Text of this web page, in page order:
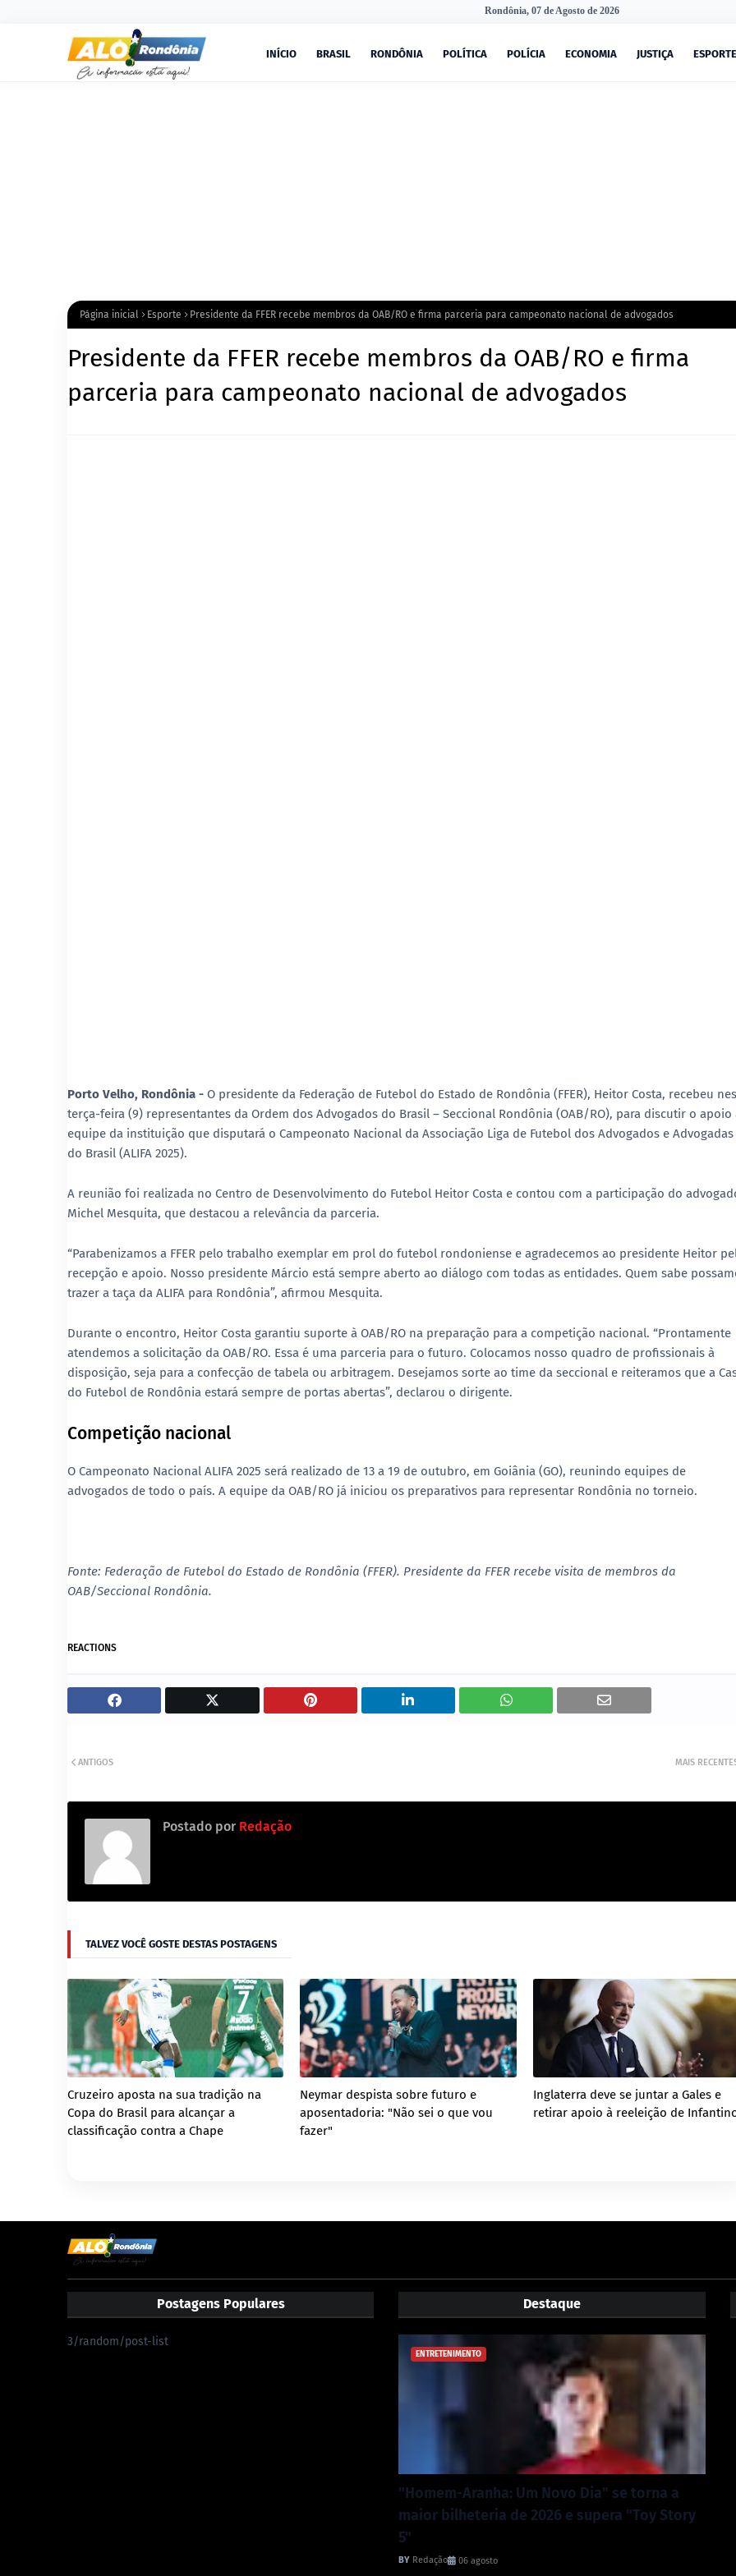
Rondônia, 07 de Agosto de 2026
INÍCIO BRASIL RONDÔNIA POLÍTICA POLÍCIA ECONOMIA JUSTIÇA ESPORTE
Página inicial Esporte Presidente da FFER recebe membros da OAB/RO e firma parceria para campeonato nacional de advogados
Presidente da FFER recebe membros da OAB/RO e firma
parceria para campeonato nacional de advogados
Porto Velho, Rondônia - O presidente da Federação de Futebol do Estado de Rondônia (FFER), Heitor Costa, recebeu
terça-feira (9) representantes da Ordem dos Advogados do Brasil – Seccional Rondônia (OAB/RO), para discutir o apoio
equipe da instituição que disputará o Campeonato Nacional da Associação Liga de Futebol dos Advogados e Advogadas
do Brasil (ALIFA 2025).
A reunião foi realizada no Centro de Desenvolvimento do Futebol Heitor Costa e contou com a participação do
Michel Mesquita, que destacou a relevância da parceria.
“Parabenizamos a FFER pelo trabalho exemplar em prol do futebol rondoniense e agradecemos ao presidente Heitor
recepção e apoio. Nosso presidente Márcio está sempre aberto ao diálogo com todas as entidades. Quem sabe
trazer a taça da ALIFA para Rondônia”, afirmou Mesquita.
Durante o encontro, Heitor Costa garantiu suporte à OAB/RO na preparação para a competição nacional. “Prontamente
atendemos a solicitação da OAB/RO. Essa é uma parceria para o futuro. Colocamos nosso quadro de profissionais à
disposição, seja para a confecção de tabela ou arbitragem. Desejamos sorte ao time da seccional e reiteramos que a
do Futebol de Rondônia estará sempre de portas abertas”, declarou o dirigente.
Competição nacional
O Campeonato Nacional ALIFA 2025 será realizado de 13 a 19 de outubro, em Goiânia (GO), reunindo equipes de
advogados de todo o país. A equipe da OAB/RO já iniciou os preparativos para representar Rondônia no torneio.
Fonte: Federação de Futebol do Estado de Rondônia (FFER). Presidente da FFER recebe visita de membros da
OAB/Seccional Rondônia.
REACTIONS
MAIS
ANTIGOS
Postado por Redação
TALVEZ VOCÊ GOSTE DESTAS POSTAGENS
Cruzeiro aposta na sua tradição na
Copa do Brasil para alcançar a
classificação contra a Chape
Neymar despista sobre futuro e
aposentadoria: "Não sei o que vou
fazer"
Inglaterra deve se juntar a Gales e
retirar apoio à reeleição de
Postagens Populares
3/random/post-list
Destaque
ENTRETENIMENTO
"Homem-Aranha: Um Novo Dia" se torna a
maior bilheteria de 2026 e supera "Toy Story
5"
Redação 06 agosto